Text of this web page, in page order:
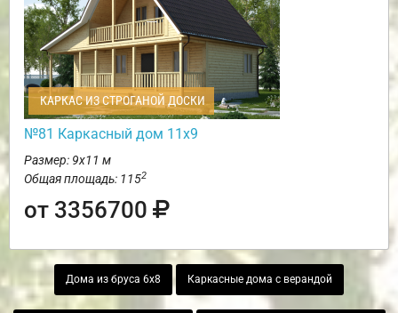
КАРКАС ИЗ СТРОГАНОЙ ДОСКИ
№81 Каркасный дом 11х9
Размер: 9х11 м
Общая площадь: 1152
от 3356700
Дома из бруса 6х8 Каркасные дома с верандой